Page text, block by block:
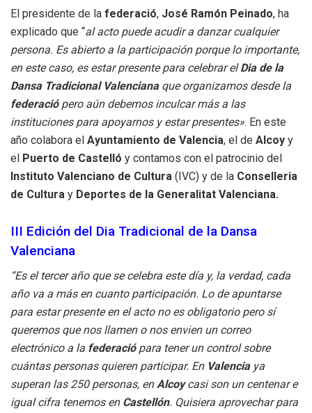
El presidente de la federació, José Ramón Peinado, ha
explicado que “al acto puede acudir a danzar cualquier
persona. Es abierto a la participación porque lo importante,
en este caso, es estar presente para celebrar elDia de la
Dansa Tradicional Valencianaque organizamos desde la
federaciópero aún debemos inculcar más a las
instituciones para apoyarnos y estar presentes». En este
año colabora el Ayuntamiento de Valencia, el de Alcoy y
el Puerto de Castelló y contamos con el patrocinio del
Instituto Valenciano de Cultura (IVC) y de la Conselleria
de Cultura y Deportes de la Generalitat Valenciana.
III Edición del Dia Tradicional de la Dansa
Valenciana
“Es el tercer año que se celebra este día y, la verdad, cada
año va a más en cuanto participación. Lo de apuntarse
para estar presente en el acto no es obligatorio pero sí
queremos que nos llamen o nos envien un correo
electrónico a la federaciópara tener un control sobre
cuántas personas quieren participar. En Valenciaya
superan las 250 personas, enAlcoycasi son un centenar e
igual cifra tenemos en Castellón. Quisiera aprovechar para